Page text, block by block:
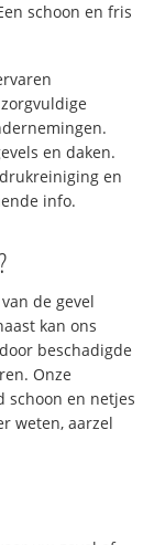
schoon en fris
en daken.
en
info.
de gevel
kan ons
beschadigde
Onze
schoon en netjes
weten, aarzel